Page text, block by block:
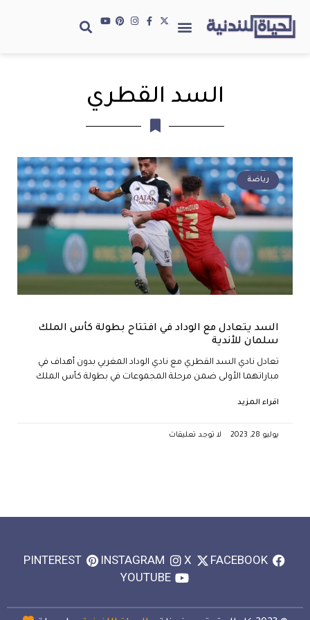
السد القطري
رياضة
السد يتعادل مع الوداد في افتتاح بطولة كأس الملك
سلمان للأندية
تعادل نادي السد القطري مع نادي الوداد المغربي بدون أهداف في
مباراتهما الأولى ضمن مرحلة المجموعات في بطولة كأس الملك
اقراء المزيد
يوليو 28, 2023 لا توجد تعليقات
FACEBOOK
X
INSTAGRAM
PINTEREST
YOUTUBE